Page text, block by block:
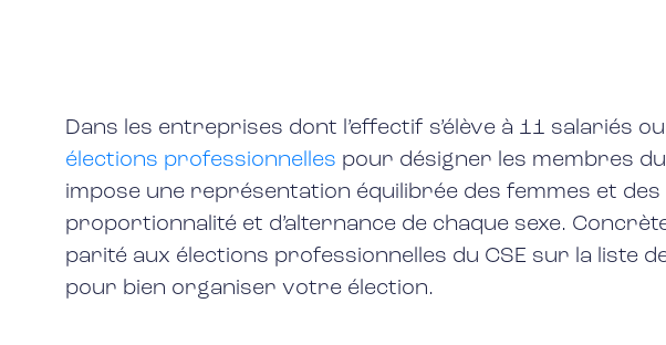
Dans les entreprises dont l’effectif s’élève à 11 salariés
élections professionnelles pour désigner les membres
impose une représentation équilibrée des femmes et
proportionnalité et d’alternance de chaque sexe.
parité aux élections professionnelles du CSE sur la liste
pour bien organiser votre élection.